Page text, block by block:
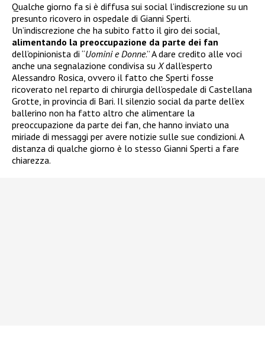
Qualche giorno fa si è diffusa sui social l’indiscrezione su un
presunto ricovero in ospedale di Gianni Sperti.
Un’indiscrezione che ha subito fatto il giro dei social,
alimentando la preoccupazione da parte dei fan
dell’opinionista di “Uomini e Donne.” A dare credito alle voci
anche una segnalazione condivisa su Xdall’esperto
Alessandro Rosica, ovvero il fatto che Sperti fosse
ricoverato nel reparto di chirurgia dell’ospedale di Castellana
Grotte, in provincia di Bari. Il silenzio social da parte dell’ex
ballerino non ha fatto altro che alimentare la
preoccupazione da parte dei fan, che hanno inviato una
miriade di messaggi per avere notizie sulle sue condizioni. A
distanza di qualche giorno è lo stesso Gianni Sperti a fare
chiarezza.